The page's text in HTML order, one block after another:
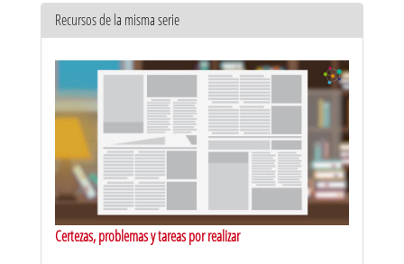
Recursos de la misma serie
Certezas, problemas y tareas por realizar